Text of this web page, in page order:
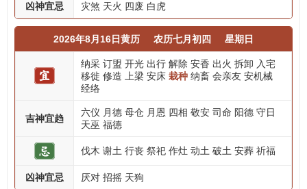
凶神宜忌 灾煞 天火 四废 白虎
2026年8月16日黄历 农历七月初四 星期日
纳采 订盟 开光 出行 解除 安香 出火 拆卸 入宅
移徙 修造 上梁 安床 栽种 纳畜 会亲友 安机械
经络
吉神宜趋
六仪 月德 母仓 月恩 四相 敬安 司命 阳德 守日
天巫 福德
伐木 谢土 行丧 祭祀 作灶 动土 破土 安葬 祈福
凶神宜忌 厌对 招摇 天狗